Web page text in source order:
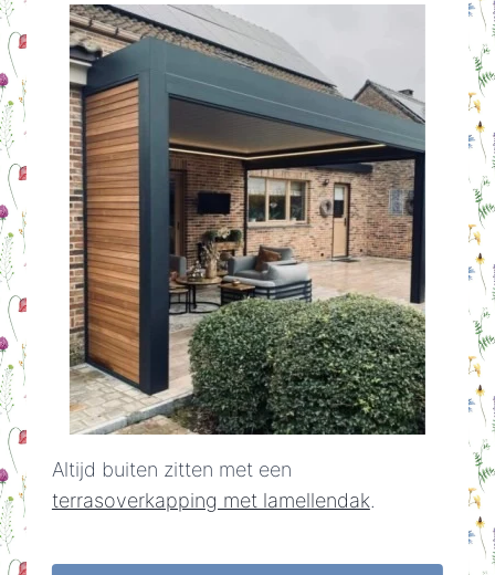
Altijd buiten zitten met een
terrasoverkapping met lamellendak.